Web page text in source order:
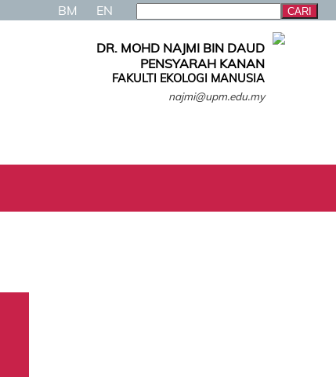
BM EN
DR. MOHD NAJMI BIN DAUD
PENSYARAH KANAN
FAKULTI EKOLOGI MANUSIA
najmi@upm.edu.my